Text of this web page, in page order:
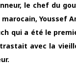
le chef du
Youssef
qui a été le
avec la